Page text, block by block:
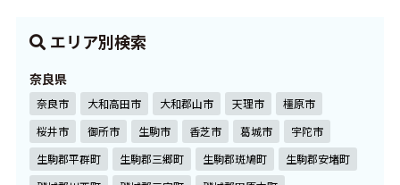
エリア別検索
奈良県
奈良市 大和高田市 大和郡山市 天理市
橿原市
桜井市
御所市 生駒市 香芝市 葛城市
宇陀市
生駒郡平群町
生駒郡三郷町 生駒郡斑鳩町
生駒郡安堵町